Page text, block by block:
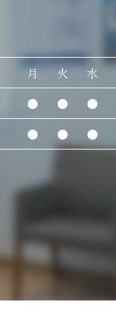
月 火 水
● ● ●
● ● ●